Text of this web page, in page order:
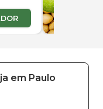
em Paulo